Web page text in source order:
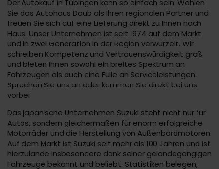
Der Autokauf in Tübingen kann so einfach sein. Wählen
Sie das Autohaus Daub als Ihren regionalen Partner und
freuen Sie sich auf eine Lieferung direkt zu Ihnen nach
Haus. Unser Unternehmen ist seit 1974 auf dem Markt
und in zwei Generation in der Region verwurzelt. Wir
schreiben Kompetenz und Vertrauenswürdigkeit groß
und bieten Ihnen sowohl ein breites Spektrum an
Fahrzeugen als auch eine Fülle an Serviceleistungen.
Sprechen Sie uns an oder kommen Sie direkt bei uns
vorbei
Das japanische Unternehmen Suzuki steht nicht nur für
Autos, sondern gleichermaßen für enorm erfolgreiche
Motorräder und die Herstellung von Außenbordmotoren.
Auf dem Markt ist Suzuki seit mehr als 100 Jahren und ist
hierzulande insbesondere dank seiner geländegängigen
Fahrzeuge bekannt und beliebt. Statistiken belegen,